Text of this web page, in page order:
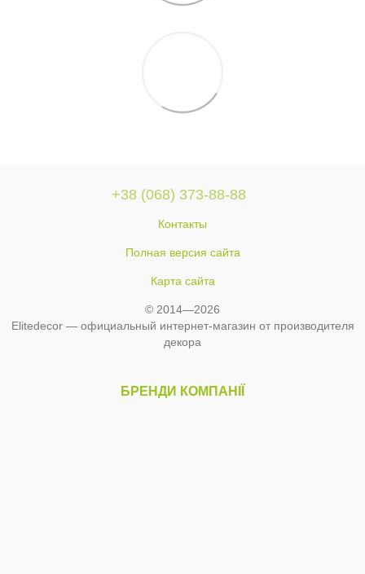
+38 (068) 373-88-88
Контакты
Полная версия сайта
Карта сайта
© 2014—2026
Elitedecor — официальный интернет-магазин от производителя
декора
БРЕНДИ КОМПАНІЇ